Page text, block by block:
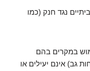
נגד חנק (כמו
במקרים בהם
גב) אינם יעילים או